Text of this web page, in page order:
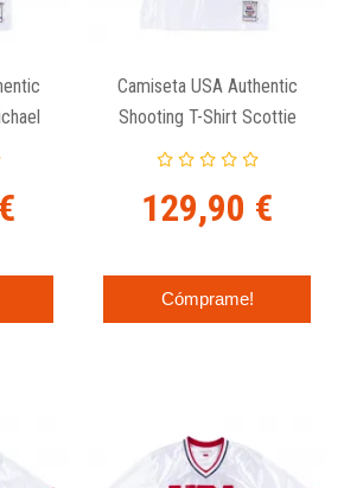
Camiseta USA Authentic
Shooting T-Shirt Scottie
Pippen - 1992 Dream Team.
129,90 €
Cómprame!